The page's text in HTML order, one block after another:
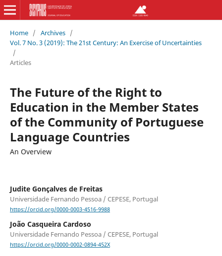
Home / Archives /
Vol. 7 No. 3 (2019): The 21st Century: An Exercise of Uncertainties
/
Articles
The Future of the Right to
Education in the Member States
of the Community of Portuguese
Language Countries
An Overview
Judite Gonçalves de Freitas
Universidade Fernando Pessoa / CEPESE, Portugal
https://orcid.org/0000-0003-4516-9988
João Casqueira Cardoso
Universidade Fernando Pessoa / CEPESE, Portugal
https://orcid.org/0000-0002-0894-452X